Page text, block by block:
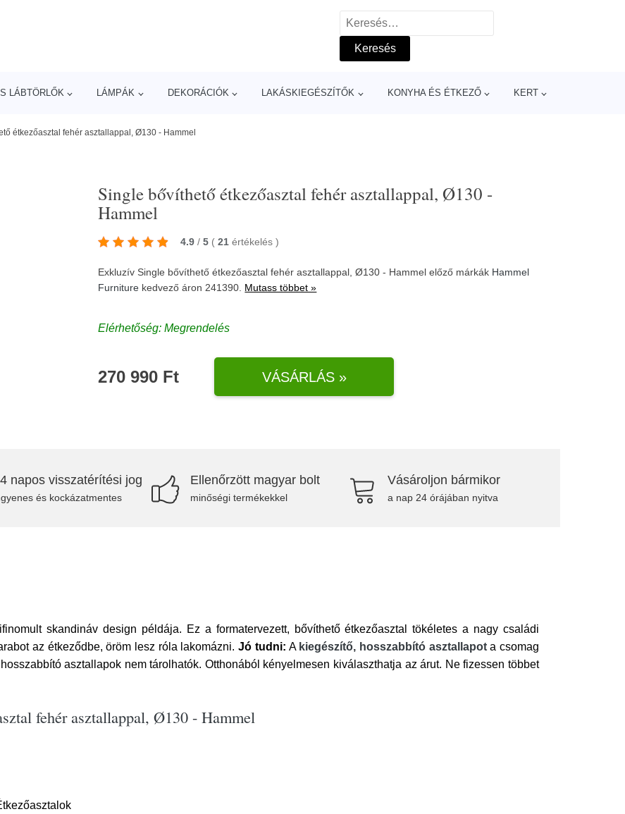
Keresés:
LÁBTÖRLŐK LÁMPÁK DEKORÁCIÓK LAKÁSKIEGÉSZÍTŐK KONYHA ÉS ÉTKEZŐ KERT
étkezőasztal fehér asztallappal, Ø130 - Hammel
Single bővíthető étkezőasztal fehér asztallappal, Ø130 -
Hammel
4.9 / 5 ( 21 értékelés)
Exkluzív Single bővíthető étkezőasztal fehér asztallappal, Ø130 - Hammel előző márkák Hammel
Furniture kedvező áron 241390. Mutass többet »
Elérhetőség: Megrendelés
270 990 Ft VÁSÁRLÁS »
napos visszatérítési jog
és kockázatmentes
Ellenőrzött magyar bolt
minőségi termékekkel
Vásároljon bármikor
a nap 24 órájában nyitva
skandináv design példája. Ez a formatervezett, bővíthető étkezőasztal tökéletes a nagy családi
az étkeződbe, öröm lesz róla lakomázni.Jó tudni: A kiegészítő, hosszabbító asztallapota csomag
asztallapok nem tárolhatók. Otthonából kényelmesen kiválaszthatja az árut. Ne fizessen többet
fehér asztallappal, Ø130 - Hammel